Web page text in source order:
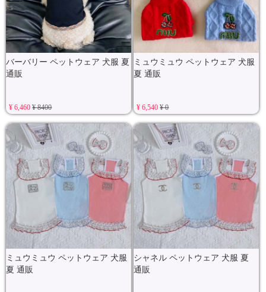
バーバリー ペットウェア 犬服 夏
通販
¥ 6,460¥ 8400
ミュウミュウ ペットウェア 犬服
夏 通販
¥ 6,540¥ 0
ミュウミュウ ペットウェア 犬服
夏 通販
シャネル ペットウェア 犬服 夏
通販